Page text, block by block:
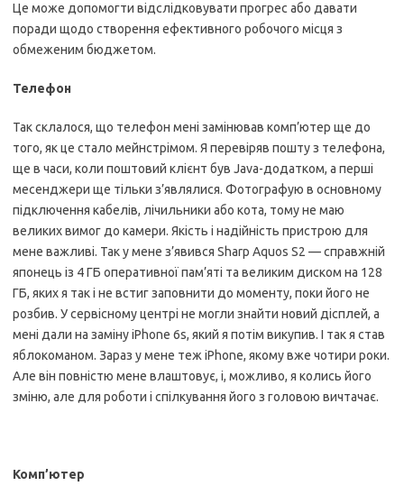
Це може допомогти відслідковувати прогрес або давати
поради щодо створення ефективного робочого місця з
обмеженим бюджетом.
Телефон
Так склалося, що телефон мені замінював комп’ютер ще до
того, як це стало мейнстрімом. Я перевіряв пошту з телефона,
ще в часи, коли поштовий клієнт був Java-додатком, а перші
месенджери ще тільки з’являлися. Фотографую в основному
підключення кабелів, лічильники або кота, тому не маю
великих вимог до камери. Якість і надійність пристрою для
мене важливі. Так у мене з’явився Sharp Aquos S2 — справжній
японець із 4 ГБ оперативної пам’яті та великим диском на 128
ГБ, яких я так і не встиг заповнити до моменту, поки його не
розбив. У сервісному центрі не могли знайти новий дісплей, а
мені дали на заміну iPhone 6s, який я потім викупив. І так я став
яблокоманом. Зараз у мене теж iPhone, якому вже чотири роки.
Але він повністю мене влаштовує, і, можливо, я колись його
зміню, але для роботи і спілкування його з головою вичтачає.
Комп’ютер